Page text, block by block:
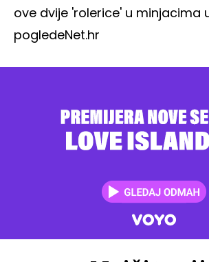
ove dvije 'rolerice' u minjacima
pogledeNet.hr